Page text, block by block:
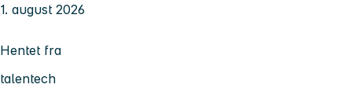
1. august 2026
Hentet fra
talentech